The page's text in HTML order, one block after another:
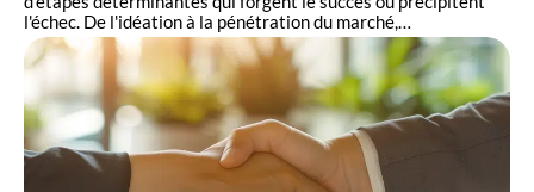
l'échec. De l'idéation à la pénétration du marché,…